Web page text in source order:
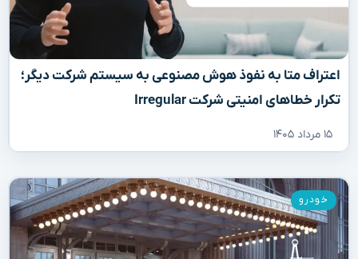
اعتراف متا به نفوذ هوش مصنوعی به سیستم شرکت دیگر؛
تکرار خطاهای امنیتی شرکت Irregular
۱۵ مرداد ۱۴۰۵
خودرو